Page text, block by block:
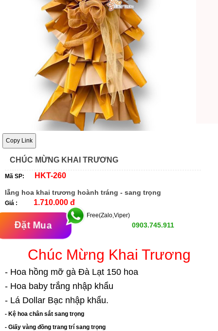
Copy Link
CHÚC MỪNG KHAI TRƯƠNG
Mã SP: HKT-260
lẵng hoa khai trương hoành tráng - sang trọng
Giá : 1.710.000 đ
Đặt Mua
Free(Zalo,Viper)
0903.745.911
Chúc Mừng Khai Trương
- Hoa hồng mỡ gà Đà Lạt 150 hoa
- Hoa baby trắng nhập khẩu
- Lá Dollar Bạc nhập khẩu.
- Kệ hoa chân sắt sang trọng
- Giấy vàng đồng trang trí sang trọng